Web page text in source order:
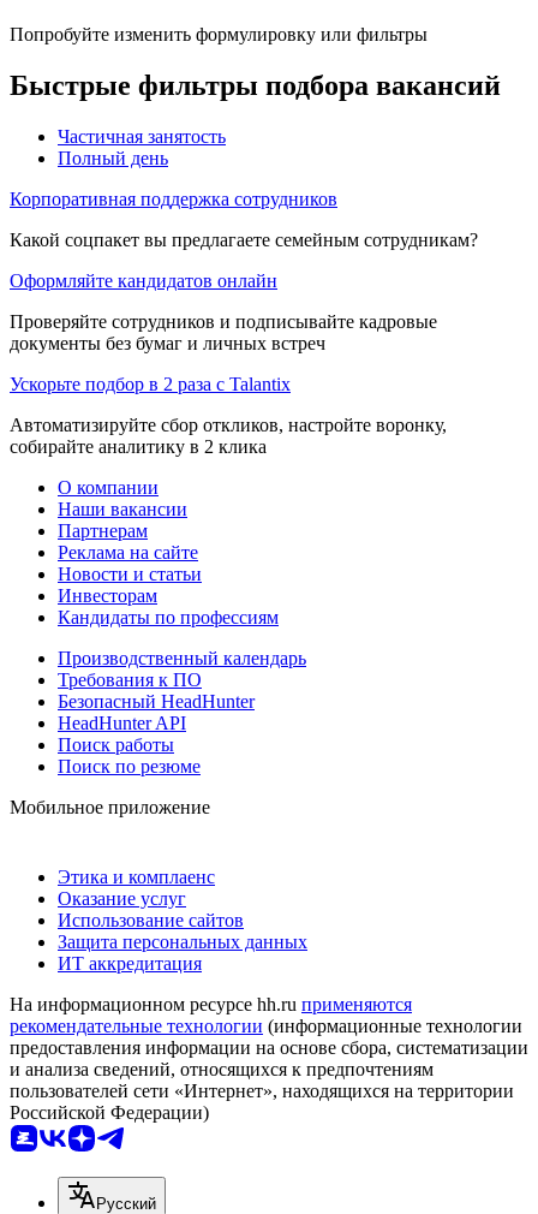
Попробуйте изменить формулировку или фильтры
Быстрые фильтры подбора вакансий
Частичная занятость
Полный день
Корпоративная поддержка сотрудников
Какой соцпакет вы предлагаете семейным сотрудникам?
Оформляйте кандидатов онлайн
Проверяйте сотрудников и подписывайте кадровые
документы без бумаг и личных встреч
Ускорьте подбор в 2 раза с Talantix
Автоматизируйте сбор откликов, настройте воронку,
собирайте аналитику в 2 клика
О компании
Наши вакансии
Партнерам
Реклама на сайте
Новости и статьи
Инвесторам
Кандидаты по профессиям
Производственный календарь
Требования к ПО
Безопасный HeadHunter
HeadHunter API
Поиск работы
Поиск по резюме
Мобильное приложение
Этика и комплаенс
Оказание услуг
Использование сайтов
Защита персональных данных
ИТ аккредитация
На информационном ресурсе hh.ru применяются
рекомендательные технологии (информационные технологии
предоставления информации на основе сбора, систематизации
и анализа сведений, относящихся к предпочтениям
пользователей сети «Интернет», находящихся на территории
Российской Федерации)
Русский